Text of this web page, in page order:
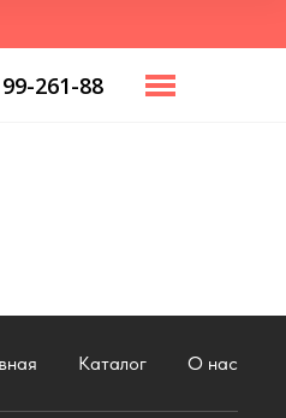
188 08 32
261-88
Каталог О нас